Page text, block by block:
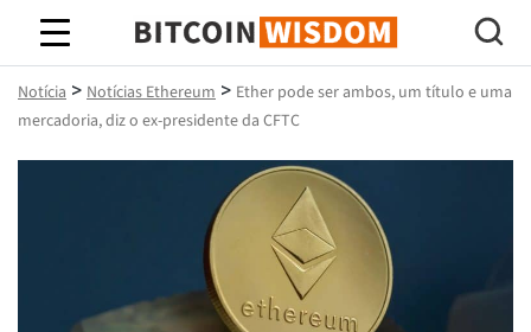
Sabedoria do Bitcoin
Notícia > Notícias Ethereum > Ether pode ser ambos, um título e uma
mercadoria, diz o ex-presidente da CFTC